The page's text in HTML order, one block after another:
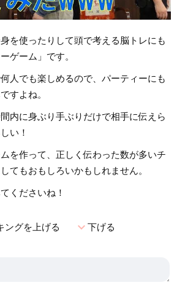
を使ったりして頭で考える脳トレにも
ゲーム」です。
人でも楽しめるので、パーティーにも
すよね。
内に身ぶり手ぶりだけで相手に伝えら
い！
を作って、正しく伝わった数が多いチ
てもおもしろいかもしれません。
くださいね！
ングを上げる expand_more下げる